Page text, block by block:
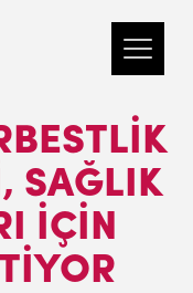
SAĞLIK
IÇIN